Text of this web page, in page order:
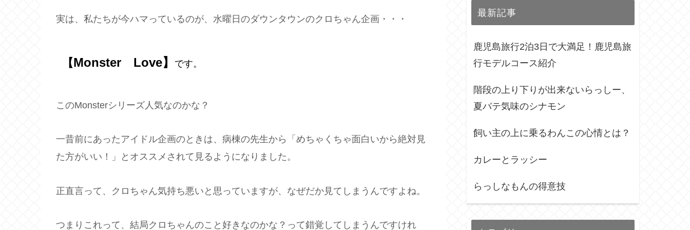
実は、私たちが今ハマっているのが、水曜日のダウンタウンのクロちゃん企画・・・
【Monster Love】 です。
このMonsterシリーズ人気なのかな？
一昔前にあったアイドル企画のときは、病棟の先生から「めちゃくちゃ面白いから絶対見
た方がいい！」とオススメされて見るようになりました。
正直言って、クロちゃん気持ち悪いと思っていますが、なぜだか見てしまうんですよね。
つまりこれって、結局クロちゃんのこと好きなのかな？って錯覚してしまうんですけれ
最新記事
鹿児島旅行2泊3日で大満足！鹿児島旅
行モデルコース紹介
階段の上り下りが出来ないらっしー、
夏バテ気味のシナモン
飼い主の上に乗るわんこの心情とは？
カレーとラッシー
らっしなもんの得意技